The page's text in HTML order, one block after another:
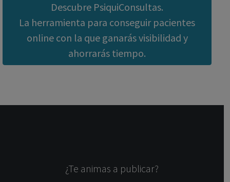
Descubre PsiquiConsultas.
La herramienta para conseguir pacientes
online con la que ganarás visibilidad y
ahorrarás tiempo.
¿Te animas a publicar?